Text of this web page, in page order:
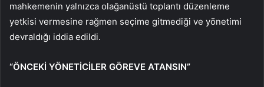
mahkemenin yalnızca olağanüstü toplantı düzenleme
yetkisi vermesine rağmen seçime gitmediği ve yönetimi
devraldığı iddia edildi.
“ÖNCEKİ YÖNETİCİLER GÖREVE ATANSIN”